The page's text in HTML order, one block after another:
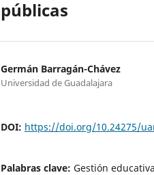
públicas
Germán Barragán-Chávez
Universidad de Guadalajara
DOI: https://doi.org/10.24275/
Palabras clave: Gestión